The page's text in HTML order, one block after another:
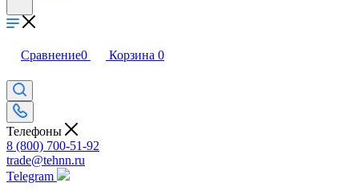
Сравнение0 Корзина 0
Телефоны
8 (800) 700-51-92
trade@tehnn.ru
Telegram